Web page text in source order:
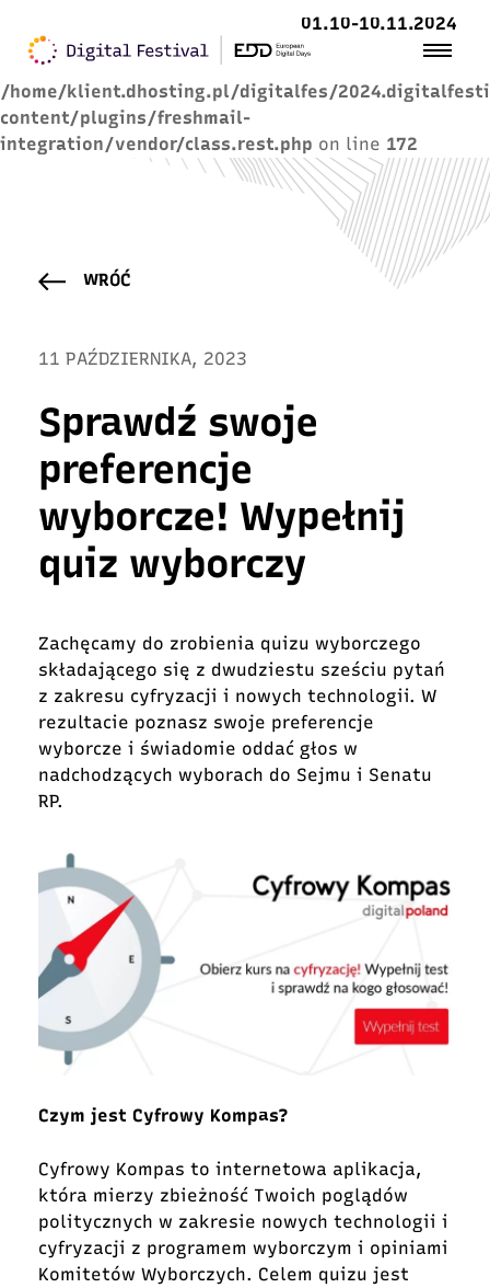
Warning : Trying to access array offset on value of
type null in
/home/klient.dhosting.pl/digitalfes/
content/plugins/freshmail-
integration/vendor/class.rest.php on line 172
01.10-10.11.2024
WRÓĆ
11 PAŹDZIERNIKA, 2023
Sprawdź swoje
preferencje
wyborcze! Wypełnij
quiz wyborczy
Zachęcamy do zrobienia quizu wyborczego
składającego się z dwudziestu sześciu pytań
z zakresu cyfryzacji i nowych technologii. W
rezultacie poznasz swoje preferencje
wyborcze i świadomie oddać głos w
nadchodzących wyborach do Sejmu i Senatu
RP.
Czym jest Cyfrowy Kompas?
Cyfrowy Kompas to internetowa aplikacja,
która mierzy zbieżność Twoich poglądów
politycznych w zakresie nowych technologii i
cyfryzacji z programem wyborczym i opiniami
Komitetów Wyborczych. Celem quizu jest